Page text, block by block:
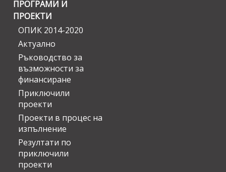
ПРОГРАМИ И
ПРОЕКТИ
ОПИК 2014-2020
Актуално
Ръководство за
възможности за
финансиране
Приключили
проекти
Проекти в процес на
изпълнение
Резултати по
приключили
проекти